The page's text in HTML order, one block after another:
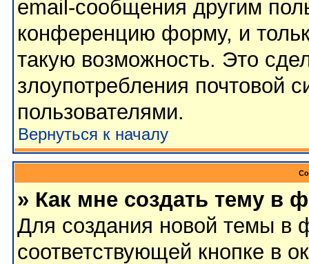
email-сообщения другим
конференцию форму, и
такую возможность. Это
злоупотребления почтовой
пользователями.
Вернуться к началу
» Как мне создать тему в
Для создания новой темы в
соответствующей кнопке в